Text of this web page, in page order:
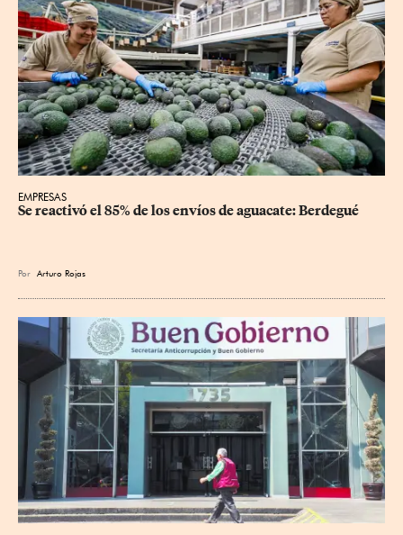
EMPRESAS
Se reactivó el 85% de los envíos de aguacate: Berdegué
Por Arturo Rojas